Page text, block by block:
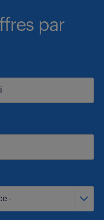
par
-